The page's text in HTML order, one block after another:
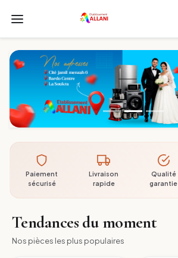
Paiement
sécurisé
Livraison
rapide
Qualité
garantie
Tendances du moment
Nos pièces les plus populaires